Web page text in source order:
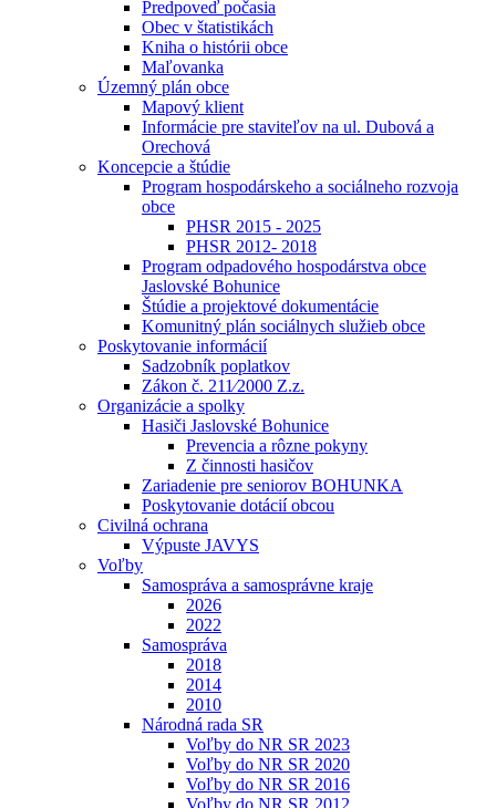
Predpoveď počasia
Obec v štatistikách
Kniha o histórii obce
Maľovanka
Územný plán obce
Mapový klient
Informácie pre staviteľov na ul. Dubová a
Orechová
Koncepcie a štúdie
Program hospodárskeho a sociálneho rozvoja
obce
PHSR 2015 - 2025
PHSR 2012- 2018
Program odpadového hospodárstva obce
Jaslovské Bohunice
Štúdie a projektové dokumentácie
Komunitný plán sociálnych služieb obce
Poskytovanie informácií
Sadzobník poplatkov
Zákon č. 211⁄2000 Z.z.
Organizácie a spolky
Hasiči Jaslovské Bohunice
Prevencia a rôzne pokyny
Z činnosti hasičov
Zariadenie pre seniorov BOHUNKA
Poskytovanie dotácií obcou
Civilná ochrana
Výpuste JAVYS
Voľby
Samospráva a samosprávne kraje
2026
2022
Samospráva
2018
2014
2010
Národná rada SR
Voľby do NR SR 2023
Voľby do NR SR 2020
Voľby do NR SR 2016
Voľby do NR SR 2012